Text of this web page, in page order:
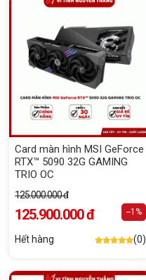
Card màn hình MSI GeForce
RTX™ 5090 32G GAMING
TRIO OC
125.000.000 đ
125.900.000 đ --1%
Hết hàng (0)